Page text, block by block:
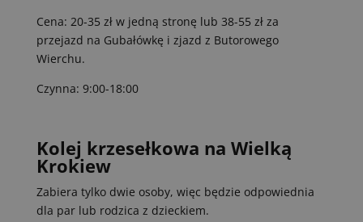
Cena: 20-35 zł w jedną stronę lub 38-55 zł za
przejazd na Gubałówkę i zjazd z Butorowego
Wierchu.
Czynna: 9:00-18:00
Kolej krzesełkowa na Wielką
Krokiew
Zabiera tylko dwie osoby, więc będzie odpowiednia
dla par lub rodzica z dzieckiem.